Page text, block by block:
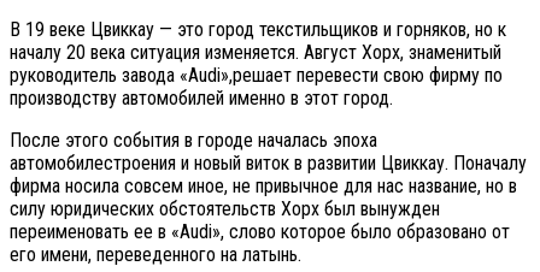
В 19 веке Цвиккау — это город текстильщиков и горняков, но к
началу 20 века ситуация изменяется. Август Хорх, знаменитый
руководитель завода «Audi»,решает перевести свою фирму по
производству автомобилей именно в этот город.
После этого события в городе началась эпоха
автомобилестроения и новый виток в развитии Цвиккау. Поначалу
фирма носила совсем иное, не привычное для нас название, но в
силу юридических обстоятельств Хорх был вынужден
переименовать ее в «Audi», слово которое было образовано от
его имени, переведенного на латынь.